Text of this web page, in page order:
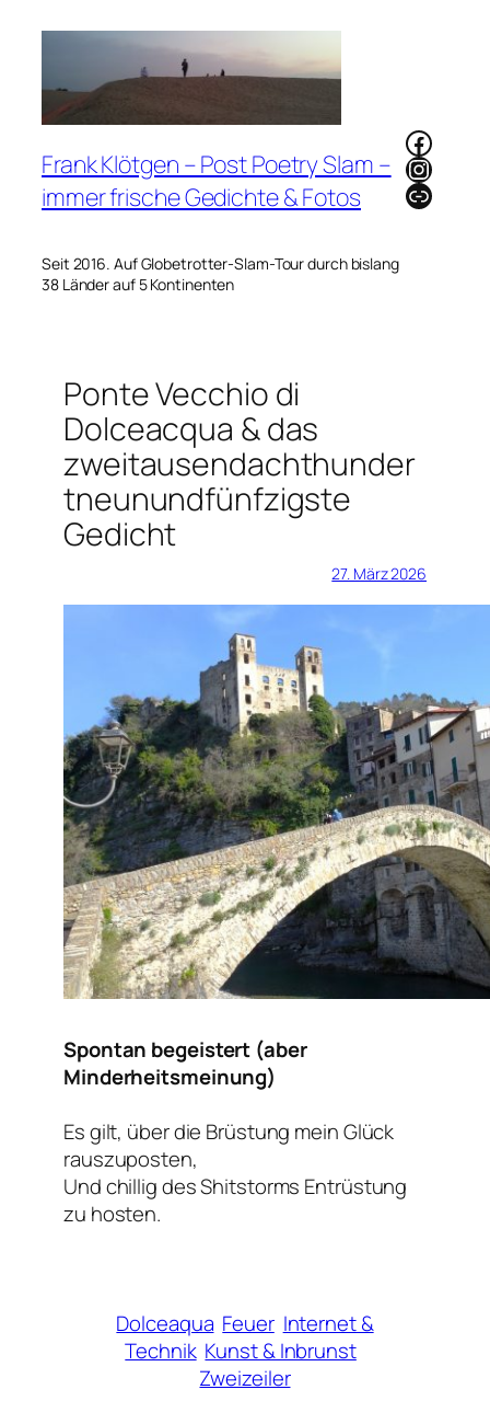
Frank Klötgen – Post Poetry Slam –
immer frische Gedichte & Fotos
Seit 2016. Auf Globetrotter-Slam-Tour durch bislang
38 Länder auf 5 Kontinenten
Link
Ponte Vecchio di
Dolceacqua & das
zweitausendachthunder
tneunundfünfzigste
Gedicht
27. März 2026
Spontan begeistert (aber
Minderheitsmeinung)
Es gilt, über die Brüstung mein Glück
rauszuposten,
Und chillig des Shitstorms Entrüstung
zu hosten.
Dolceaqua Feuer Internet &
Technik Kunst & Inbrunst
Zweizeiler